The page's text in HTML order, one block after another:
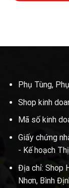
Phụ Tùng,
Shop kinh
Mã số kinh
Giấy chứng
- Kế hoạch
Địa chỉ: Shop
Nhơn, Bình